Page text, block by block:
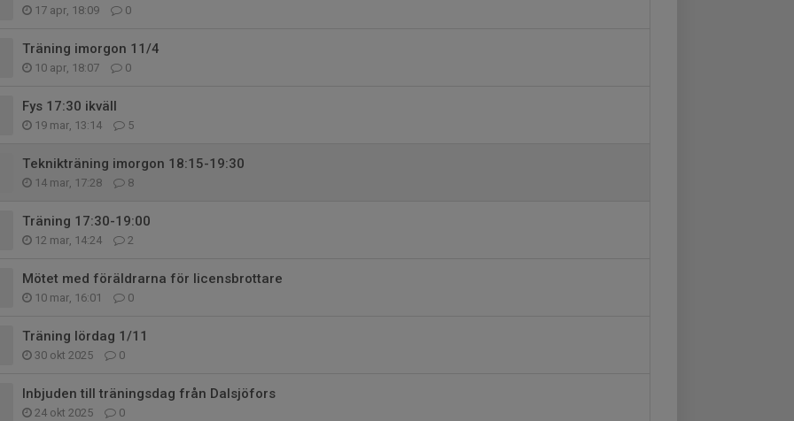
17 apr, 18:09 0
Träning imorgon 11/4
10 apr, 18:07 0
Fys 17:30 ikväll
19 mar, 13:14 5
Teknikträning imorgon 18:15-19:30
14 mar, 17:28 8
Träning 17:30-19:00
12 mar, 14:24 2
Mötet med föräldrarna för licensbrottare
10 mar, 16:01 0
Träning lördag 1/11
30 okt 2025 0
Inbjuden till träningsdag från Dalsjöfors
24 okt 2025 0